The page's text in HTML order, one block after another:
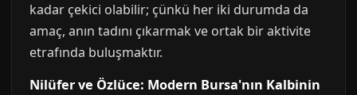
kadar çekici olabilir; çünkü her iki durumda da
amaç, anın tadını çıkarmak ve ortak bir aktivite
etrafında buluşmaktır.
Nilüfer ve Özlüce: Modern Bursa'nın Kalbinin